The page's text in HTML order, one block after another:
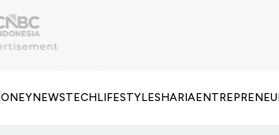
NEWSTECHLIFESTYLESHARIA